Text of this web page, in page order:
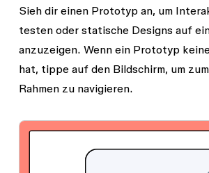
Sieh dir einen Prototyp an, um
testen oder statische Designs auf
anzuzeigen. Wenn ein Prototyp
hat, tippe auf den Bildschirm, um
Rahmen zu navigieren.